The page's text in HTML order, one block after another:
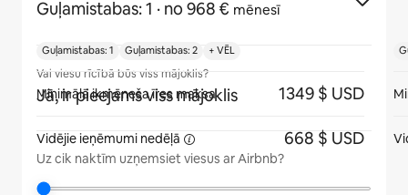
Guļamistabas: 1 · no 968 € mēnesī
Vai viesu rīcībā būs viss mājoklis?
Jā, ir pieejams viss mājoklis
Uz cik naktīm uzņemsiet viesus ar Airbnb?
Guļamistabas: 1 Guļamistabas: 2 + VĒL
Minimālā ikmēneša īres maksa 1349 $ USD
Vidējie ieņēmumi nedēļā 668 $ USD